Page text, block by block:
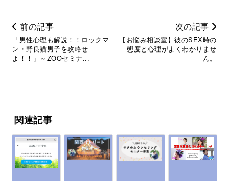
前の記事
「男性心理も解説！！ロックマ
ン・野良猫男子を攻略せ
よ！！」～ZOOセミナ...
次の記事
【お悩み相談室】彼のSEX時の
態度と心理がよくわかりませ
ん。
関連記事